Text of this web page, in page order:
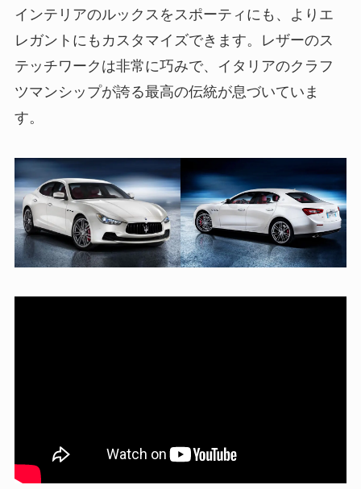
インテリアのルックスをスポーティにも、よりエ
レガントにもカスタマイズできます。レザーのス
テッチワークは非常に巧みで、イタリアのクラフ
ツマンシップが誇る最高の伝統が息づいていま
す。